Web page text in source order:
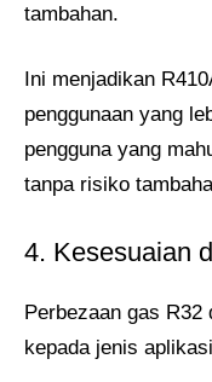
tambahan.
Ini menjadikan
penggunaan yang
pengguna yang
tanpa risiko
4. Kesesuaian
Perbezaan gas R32
kepada jenis